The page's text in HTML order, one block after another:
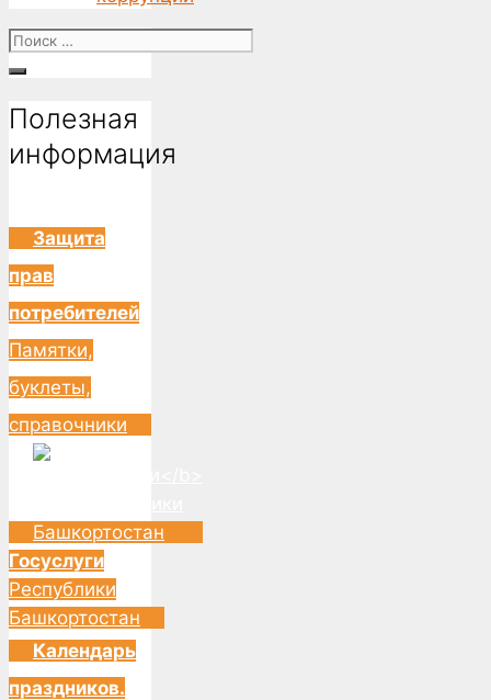
Поиск
for:
Полезная
информация
Защита
прав
потребителей
Памятки,
буклеты,
справочники
Госуслуги
Республики
Башкортостан
Календарь
праздников.